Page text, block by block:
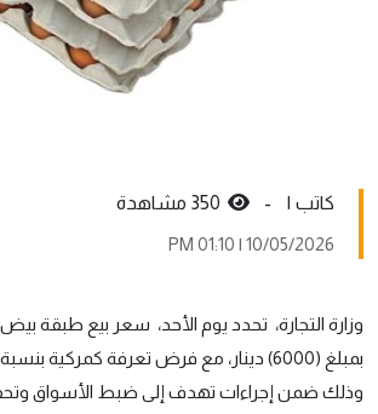
کاتب ١ -
10/05/2026 | 01:10 PM
وزارة التجارة، تحدد يوم الأحد، سعر بيع طبقة
وذلك ضمن إجراءات تهدف إلى ضبط الأسواق